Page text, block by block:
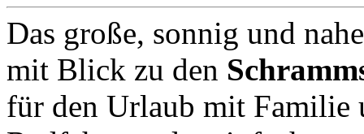
Das große, sonnig und
mit Blick zu den
für den Urlaub mit Familie